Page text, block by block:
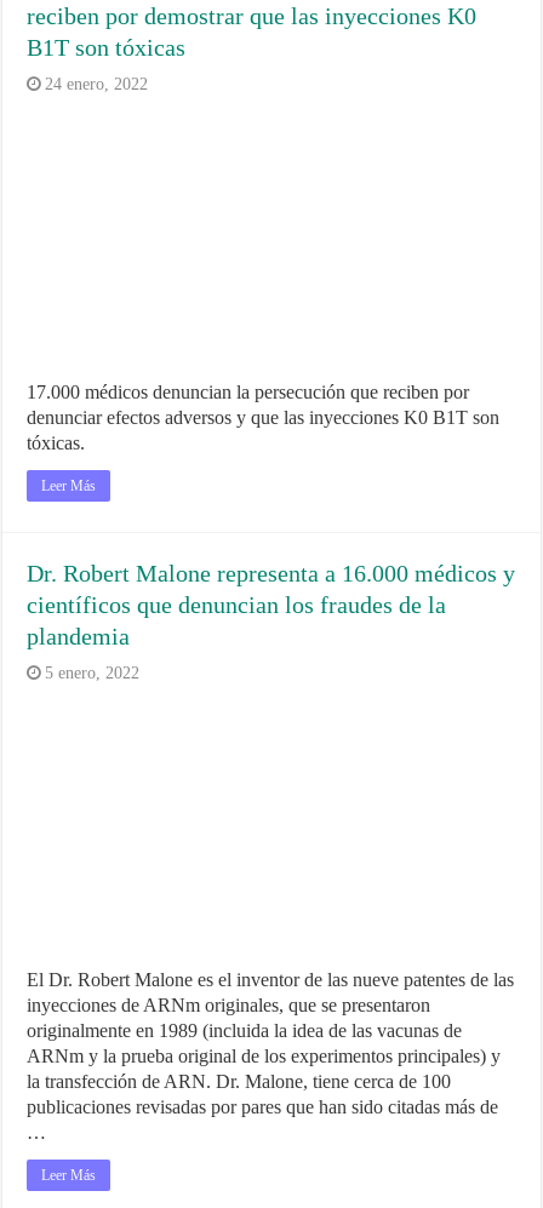
reciben por demostrar que las inyecciones K0
B1T son tóxicas
24 enero, 2022
17.000 médicos denuncian la persecución que reciben por
denunciar efectos adversos y que las inyecciones K0 B1T son
tóxicas.
Leer Más
Dr. Robert Malone representa a 16.000 médicos y
científicos que denuncian los fraudes de la
plandemia
5 enero, 2022
El Dr. Robert Malone es el inventor de las nueve patentes de las
inyecciones de ARNm originales, que se presentaron
originalmente en 1989 (incluida la idea de las vacunas de
ARNm y la prueba original de los experimentos principales) y
la transfección de ARN. Dr. Malone, tiene cerca de 100
publicaciones revisadas por pares que han sido citadas más de
…
Leer Más